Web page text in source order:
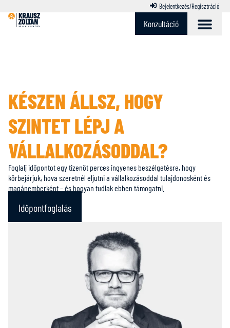
Bejelentkezés/Regisztráció
Konzultáció
KÉSZEN ÁLLSZ, HOGY
SZINTET LÉPJ A
VÁLLALKOZÁSODDAL?
Foglalj időpontot egy tizenöt perces ingyenes beszélgetésre, hogy
körbejárjuk, hova szeretnél eljutni a vállalkozásoddal tulajdonosként és
magánemberként – és hogyan tudlak ebben támogatni.
Időpontfoglalás